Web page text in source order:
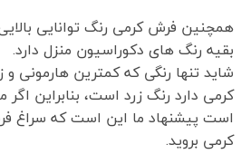
همچنین فرش کرمی رنگ توانایی
بقیه رنگ های دکوراسیون منزل دارد.
شاید تنها رنگی که کمترین هارمونی و
کرمی دارد رنگ زرد است، بنابراین اگر
است پیشنهاد ما این است که سراغ
کرمی بروید.